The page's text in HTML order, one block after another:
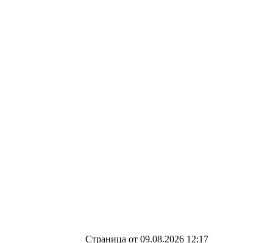
Страница от 09.08.2026 12:17